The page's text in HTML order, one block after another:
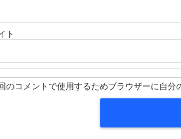
ト
のコメントで使用するためブラウザーに自